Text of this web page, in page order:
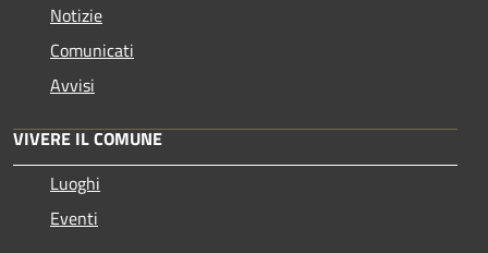
Notizie
Comunicati
Avvisi
VIVERE IL COMUNE
Luoghi
Eventi